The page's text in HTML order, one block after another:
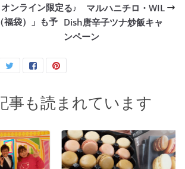
ンライン限定
福袋）」も予
る♪ マルハニチロ・WIL
Dish唐辛子ツナ炒飯キャ
ンペーン
事も読まれています